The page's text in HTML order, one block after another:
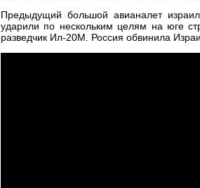
Предыдущий большой авианалет
ударили по нескольким целям на юге
разведчик Ил-20М. Россия обвинила